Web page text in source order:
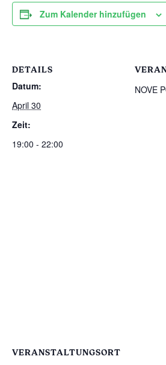
Zum Kalender hinzufügen
DETAILS
Datum:
April 30
Zeit:
19:00 - 22:00
NOVE
VERANSTALTUNGSORT